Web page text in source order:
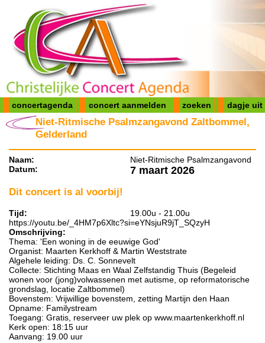
concertagenda concert aanmelden zoeken dagje uit
Niet-Ritmische Psalmzangavond Zaltbommel,
Gelderland
Naam:
Niet-Ritmische Psalmzangavond
Datum:
7 maart 2026
Dit concert is al voorbij!
Tijd:
19.00u - 21.00u
https://youtu.be/_4HM7p6Xltc?si=eYNsjuR9jT_SQzyH
Omschrijving:
Thema: 'Een woning in de eeuwige God'
Organist: Maarten Kerkhoff & Martin Weststrate
Algehele leiding: Ds. C. Sonnevelt
Collecte: Stichting Maas en Waal Zelfstandig Thuis (Begeleid
wonen voor (jong)volwassenen met autisme, op reformatorische
grondslag, locatie Zaltbommel)
Bovenstem: Vrijwillige bovenstem, zetting Martijn den Haan
Opname: Familystream
Toegang: Gratis, reserveer uw plek op www.maartenkerkhoff.nl
Kerk open: 18:15 uur
Aanvang: 19.00 uur